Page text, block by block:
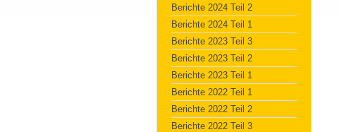
Berichte 2024 Teil 2
Berichte 2024 Teil 1
Berichte 2023 Teil 3
Berichte 2023 Teil 2
Berichte 2023 Teil 1
Berichte 2022 Teil 1
Berichte 2022 Teil 2
Berichte 2022 Teil 3